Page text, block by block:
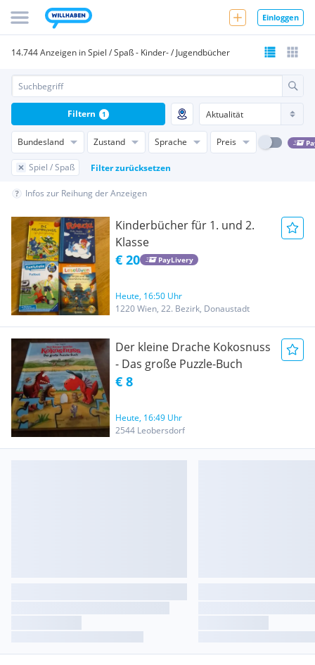
Einloggen
14.744 Anzeigen in Spiel / Spaß - Kinder- / Jugendbücher
Bundesland Zustand Sprache Preis
Spiel / Spaß Filter zurücksetzen
Filtern 1
Infos zur Reihung der Anzeigen
Kinderbücher für 1. und 2.
Klasse
€ 20 PayLivery
Heute, 16:50 Uhr
1220 Wien, 22. Bezirk, Donaustadt
Der kleine Drache Kokosnuss
- Das große Puzzle-Buch
€ 8
Heute, 16:49 Uhr
2544 Leobersdorf